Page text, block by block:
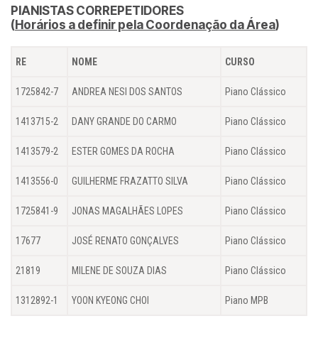
PIANISTAS CORREPETIDORES
( Horários a definir pela Coordenação da Área)
RE NOME CURSO
1725842-7 ANDREA NESI DOS SANTOS Piano Clássico
1413715-2 DANY GRANDE DO CARMO Piano Clássico
1413579-2 ESTER GOMES DA ROCHA Piano Clássico
1413556-0 GUILHERME FRAZATTO SILVA Piano Clássico
1725841-9 JONAS MAGALHÃES LOPES Piano Clássico
17677 JOSÉ RENATO GONÇALVES Piano Clássico
21819 MILENE DE SOUZA DIAS Piano Clássico
1312892-1 YOON KYEONG CHOI Piano MPB